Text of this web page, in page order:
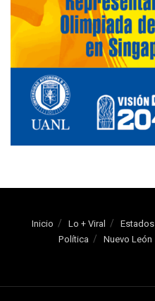
Inicio Lo + Viral Estados
Política
Nuevo León